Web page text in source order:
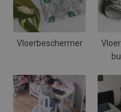
Vloerbeschermer